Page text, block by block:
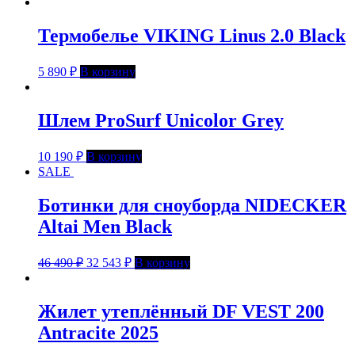
Термобелье VIKING Linus 2.0 Black
5 890 ₽ В корзину
Шлем ProSurf Unicolor Grey
10 190 ₽ В корзину
SALE
Ботинки для сноуборда NIDECKER
Altai Men Black
46 490₽ 32 543 ₽ В корзину
Жилет утеплённый DF VEST 200
Antracite 2025